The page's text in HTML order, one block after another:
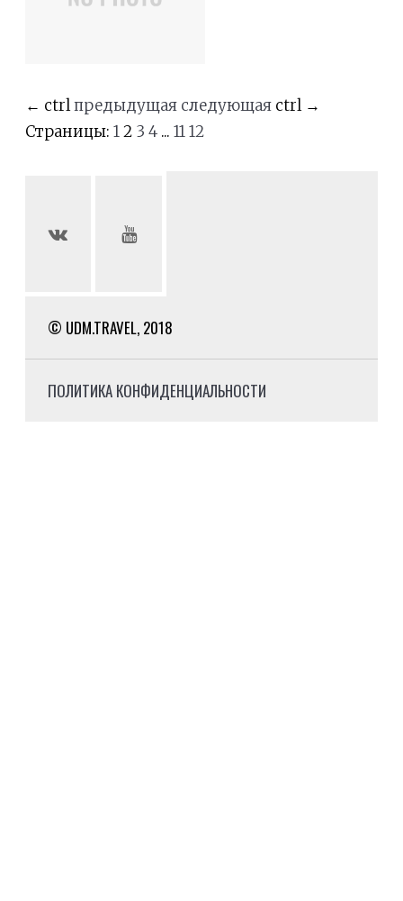
← ctrlпредыдущая следующая ctrl →
Страницы: 12 3 4 ... 1112
© UDM.TRAVEL, 2018
ПОЛИТИКА КОНФИДЕНЦИАЛЬНОСТИ